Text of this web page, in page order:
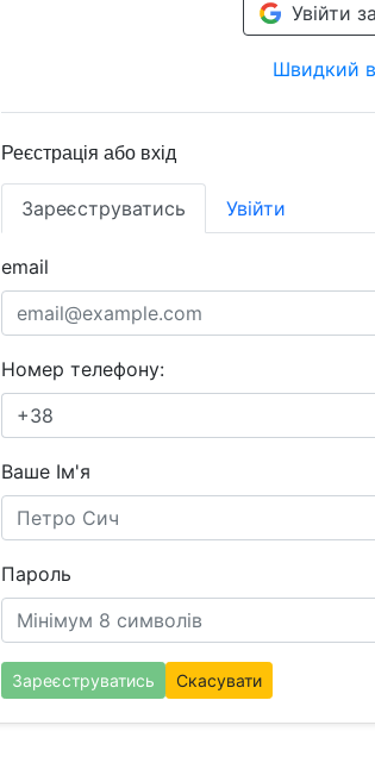
Увійти
Швидкий
Реєстрація або вхід
Зареєструватись Увійти
email
Номер телефону:
Ваше Ім'я
Пароль
Зареєструватись Скасувати